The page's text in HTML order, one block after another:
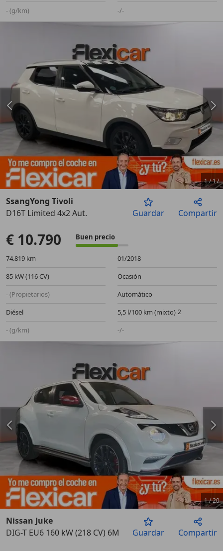
- (g/km)
-/-
Anterior
1/17
SsangYong Tivoli
D16T Limited 4x2 Aut.
Guardar Compartir
€ 10.790 Buen precio
74.819 km
01/2018
85 kW (116 CV)
Ocasión
- (Propietarios)
Automático
Diésel
5,5 l/100 km (mixto)
- (g/km)
-/-
Anterior
1/20
Nissan Juke
DIG-T EU6 160 kW (218 CV) 6M/T NISMO RS
Guardar Compartir